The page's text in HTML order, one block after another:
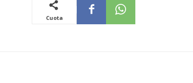
Cuota